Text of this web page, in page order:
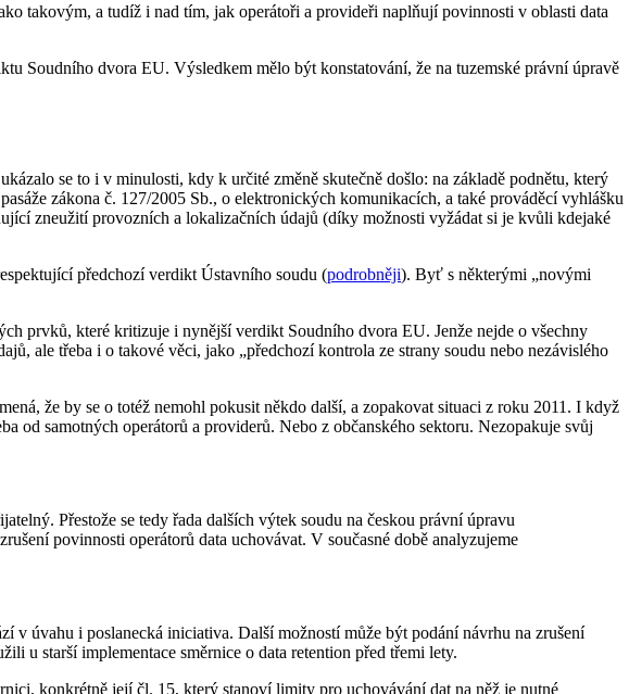
takovým, a tudíž i nad tím, jak operátoři a provideři naplňují povinnosti v oblasti data
Soudního dvora EU. Výsledkem mělo být konstatování, že na tuzemské právní úpravě
se to i v minulosti, kdy k určité změně skutečně došlo: na základě podnětu, který
zákona č. 127/2005 Sb., o elektronických komunikacích, a také prováděcí vyhlášku
zneužití provozních a lokalizačních údajů (díky možnosti vyžádat si je kvůli kdejaké
předchozí verdikt Ústavního soudu (podrobněji). Byť s některými „novými
prvků, které kritizuje i nynější verdikt Soudního dvora EU. Jenže nejde o všechny
ale třeba i o takové věci, jako „předchozí kontrola ze strany soudu nebo nezávislého
že by se o totéž nemohl pokusit někdo další, a zopakovat situaci z roku 2011. I když
od samotných operátorů a providerů. Nebo z občanského sektoru. Nezopakuje svůj
Přestože se tedy řada dalších výtek soudu na českou právní úpravu
povinnosti operátorů data uchovávat. V současné době analyzujeme
v úvahu i poslanecká iniciativa. Další možností může být podání návrhu na zrušení
u starší implementace směrnice o data retention před třemi lety.
konkrétně její čl. 15, který stanoví limity pro uchovávání dat na něž je nutné